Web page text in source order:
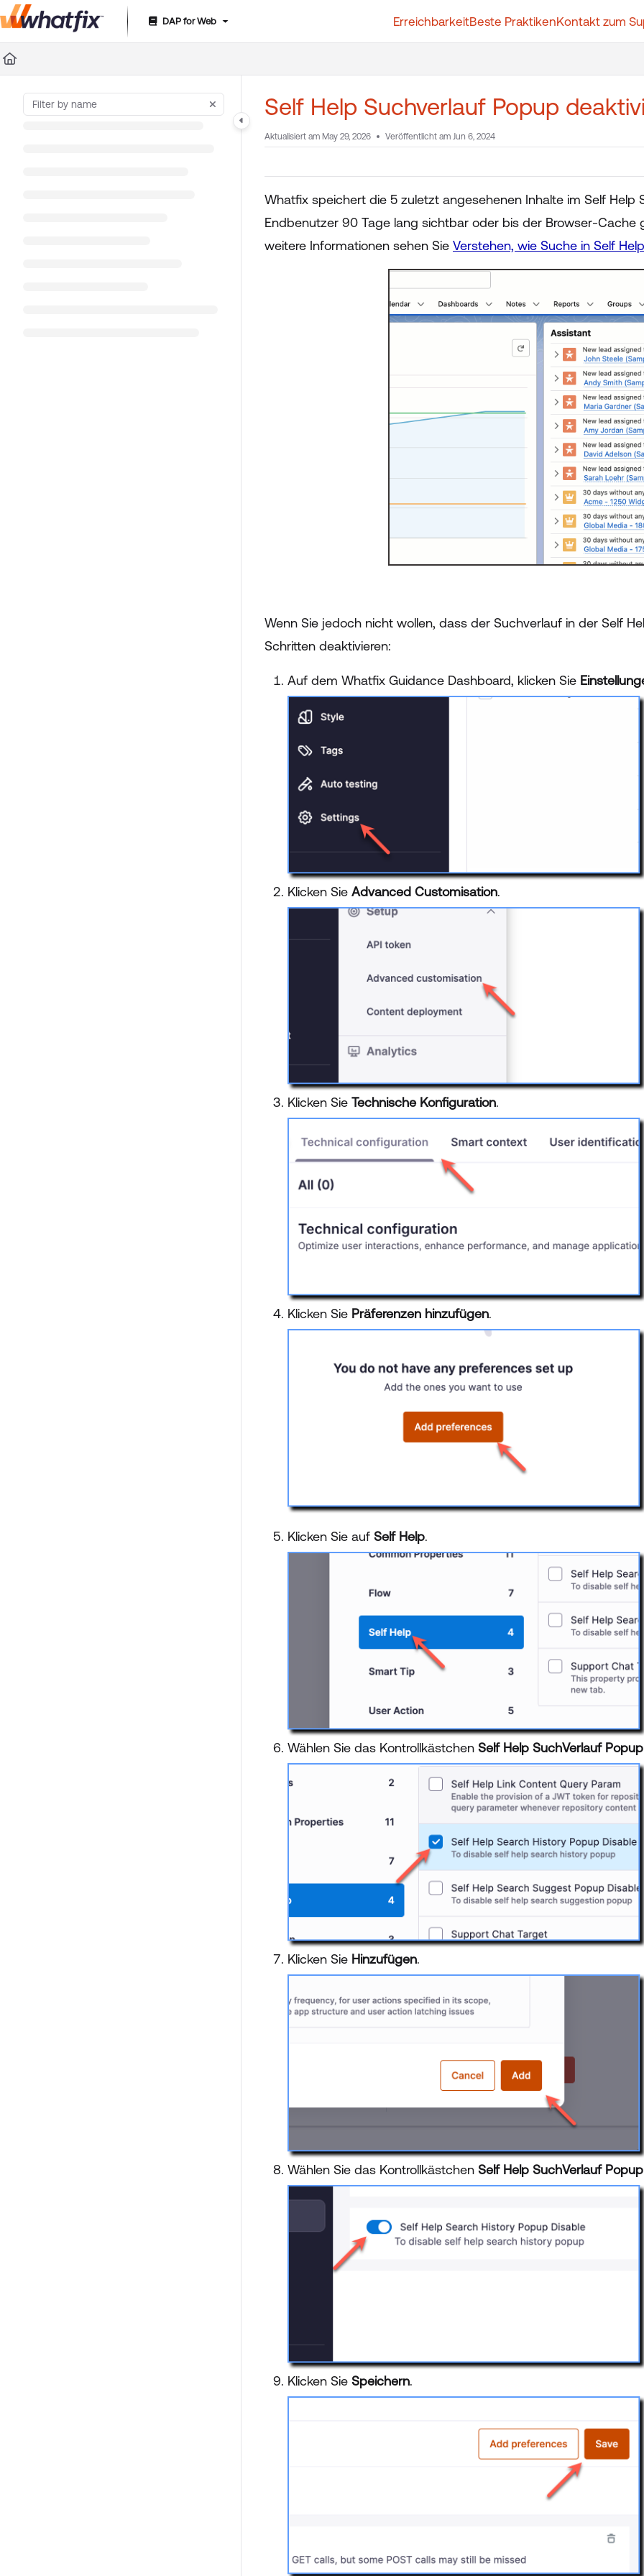
Documentation Index
Fetch the complete documentation index at:
DAP for Web ErreichbarkeitBeste PraktikenKontakt zum
Self Help Suchverlauf Popup
Aktualisiert am May 29, 2026 Veröffentlicht am Jun 6, 2024
Whatfix speichert die 5 zuletzt angesehenen Inhalte im Self Help
Endbenutzer 90 Tage lang sichtbar oder bis der Browser-
weitere Informationen sehen Sie Verstehen, wie Suche in Self
Wenn Sie jedoch nicht wollen, dass der Suchverlauf in der Self
Schritten deaktivieren:
Auf dem Whatfix Guidance Dashboard, klicken Sie
Klicken Sie Advanced Customisation.
Klicken Sie Technische Konfiguration.
Klicken Sie Präferenzen hinzufügen.
Klicken Sie auf Self Help.
Wählen Sie das Kontrollkästchen Self Help SuchVerlauf
Klicken Sie Hinzufügen.
Wählen Sie das Kontrollkästchen Self Help SuchVerlauf
Klicken Sie Speichern.